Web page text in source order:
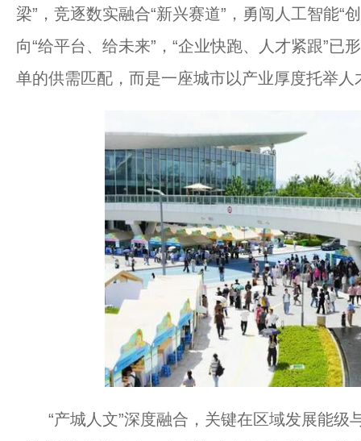
梁”，竞逐数实融合“新兴赛道”，勇闯人工智能“
向“给平台、给未来”，“企业快跑、人才紧跟”已
单的供需匹配，而是一座城市以产业厚度托举人
“产城人文”深度融合，关键在区域发展能级